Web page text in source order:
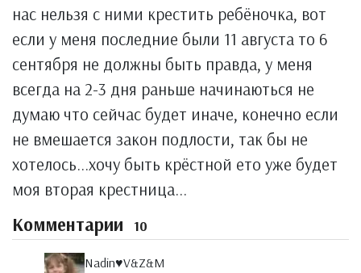
нас нельзя с ними крестить ребёночка, вот
если у меня последние были 11 августа то 6
сентября не должны быть правда, у меня
всегда на 2-3 дня раньше начинаються не
думаю что сейчас будет иначе, конечно если
не вмешается закон подлости, так бы не
хотелось...хочу быть крёстной ето уже будет
моя вторая крестница...
Комментарии 10
Nadin♥V&Z&M